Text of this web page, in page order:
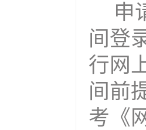
申
间登
行网
间前
考《